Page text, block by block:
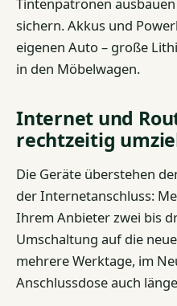
sichern. Akkus und
eigenen Auto – große
in den Möbelwagen.
Internet und
rechtzeitig
Die Geräte überstehen
der Internetanschluss:
Ihrem Anbieter zwei bis
Umschaltung auf die
mehrere Werktage, im
Anschlussdose auch